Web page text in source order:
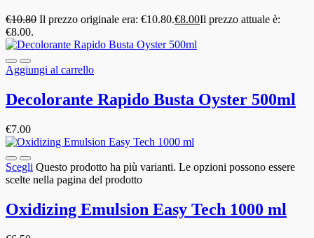
€10.80 Il prezzo originale era: €10.80.€8.00Il prezzo attuale è:
€8.00.
Aggiungi al carrello
Decolorante Rapido Busta Oyster 500ml
€7.00
Scegli Questo prodotto ha più varianti. Le opzioni possono essere
scelte nella pagina del prodotto
Oxidizing Emulsion Easy Tech 1000 ml